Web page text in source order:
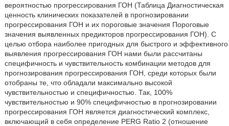
вероятностью прогрессирования ГОН (Таблица Диагностическая
ценность клинических показателей в прогнозировании
прогрессирования ГОН и их пороговые значения Пороговые
значения выявленных предикторов прогрессирования ГОН). С
целью отбора наиболее пригодных для быстрого и эффективного
выявления прогрессирования ГОН нами были рассчитаны
специфичность и чувствительность комбинации методов для
прогнозирования прогрессирования ГОН, среди которых были
отобраны те, что обладали максимально высокой
чувствительностью и специфичностью. Так, 100%
чувствительностью и 90% специфичностью в прогнозировании
прогрессирования ГОН является диагностический комплекс,
включающий в себя определение PERG Ratio 2 (отношение